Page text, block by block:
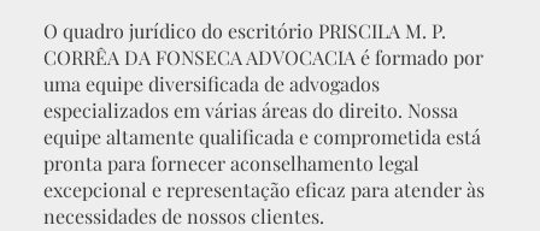
O quadro jurídico do escritório PRISCILA M. P.
CORRÊA DA FONSECA ADVOCACIA é formado por
uma equipe diversificada de advogados
especializados em várias áreas do direito. Nossa
equipe altamente qualificada e comprometida está
pronta para fornecer aconselhamento legal
excepcional e representação eficaz para atender às
necessidades de nossos clientes.